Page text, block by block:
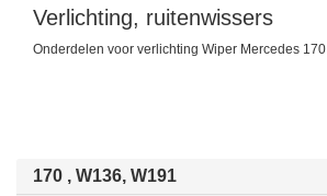
Verlichting, ruitenwissers
Onderdelen voor verlichting Wiper Mercedes 170
170 , W136, W191